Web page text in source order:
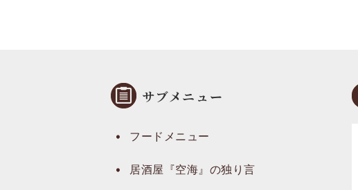
サブメニュー
フードメニュー
居酒屋『空海』の独り言